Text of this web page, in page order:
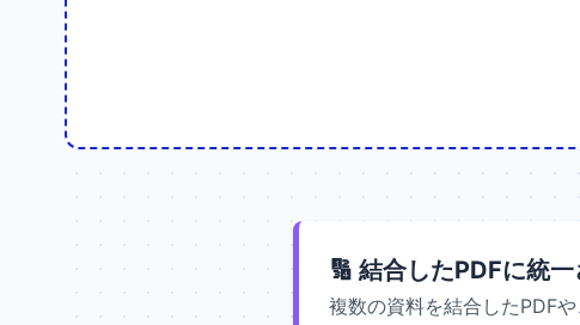
🔢 結合したPDFに統
複数の資料を結合したPDF